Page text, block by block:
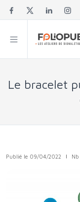
Le bracelet
Publié le 09/04/2022 |